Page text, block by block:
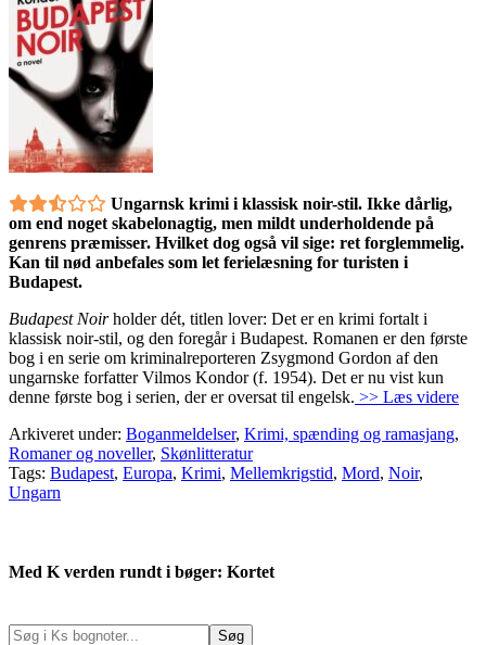
Ungarnsk krimi i klassisk noir-stil. Ikke dårlig,
om end noget skabelonagtig, men mildt underholdende på
genrens præmisser. Hvilket dog også vil sige: ret forglemmelig.
Kan til nød anbefales som let ferielæsning for turisten i
Budapest.
Budapest Noirholder dét, titlen lover: Det er en krimi fortalt i
klassisk noir-stil, og den foregår i Budapest. Romanen er den første
bog i en serie om kriminalreporteren Zsygmond Gordon af den
ungarnske forfatter Vilmos Kondor (f. 1954). Det er nu vist kun
denne første bog i serien, der er oversat til engelsk. >> Læs videre
Arkiveret under: Boganmeldelser, Krimi, spænding og ramasjang,
Romaner og noveller, Skønlitteratur
Tags: Budapest, Europa, Krimi, Mellemkrigstid, Mord, Noir,
Ungarn
Med K verden rundt i bøger: Kortet